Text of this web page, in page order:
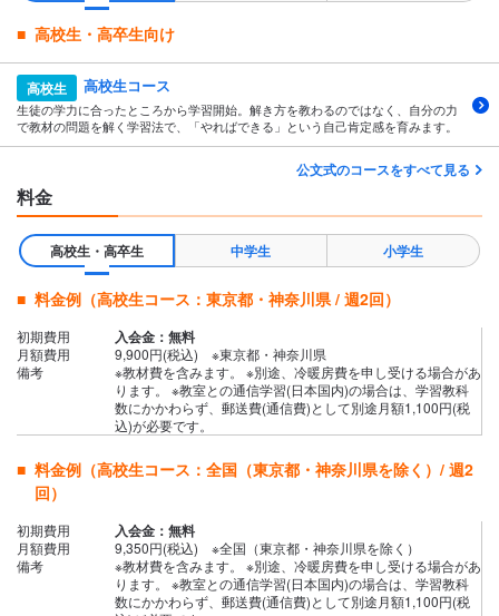
高校生・高卒生向け
高校生 高校生コース
生徒の学力に合ったところから学習開始。解き方を教わるのではなく、自分の力
で教材の問題を解く学習法で、「やればできる」という自己肯定感を育みます。
公文式のコースをすべて見る
料金
高校生・高卒生 中学生 小学生
料金例（高校生コース：東京都・神奈川県 / 週2回）
初期費用 入会金：無料
月額費用
9,900円(税込) ※東京都・神奈川県
備考
※教材費を含みます。 ※別途、冷暖房費を申し受ける場合があ
ります。 ※教室との通信学習(日本国内)の場合は、学習教科
数にかかわらず、郵送費(通信費)として別途月額1,100円(税
込)が必要です。
料金例（高校生コース：全国（東京都・神奈川県を除く）/ 週2
回）
初期費用 入会金：無料
月額費用
9,350円(税込) ※全国（東京都・神奈川県を除く）
備考
※教材費を含みます。 ※別途、冷暖房費を申し受ける場合があ
ります。 ※教室との通信学習(日本国内)の場合は、学習教科
数にかかわらず、郵送費(通信費)として別途月額1,100円(税